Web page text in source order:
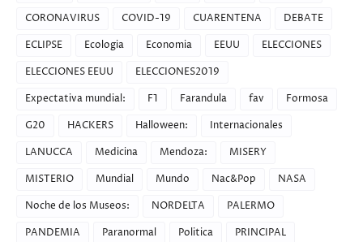
CORONAVIRUS
COVID-19 CUARENTENA
DEBATE
ECLIPSE
Ecologia Economia EEUU
ELECCIONES
ELECCIONES EEUU
ELECCIONES2019
Expectativa mundial:
F1 Farandula fav
Formosa
G20
HACKERS Halloween:
Internacionales
LANUCCA
Medicina Mendoza:
MISERY
MISTERIO
Mundial Mundo Nac&Pop
NASA
Noche de los Museos:
NORDELTA
PALERMO
PANDEMIA
Paranormal Politica PRINCIPAL